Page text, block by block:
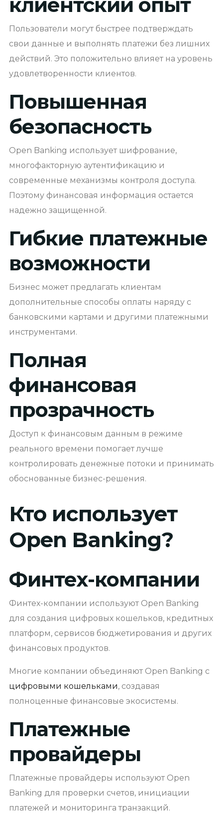
Пользователи могут быстрее подтверждать
свои данные и выполнять платежи без лишних
действий. Это положительно влияет на уровень
удовлетворенности клиентов.
Повышенная
безопасность
Open Banking использует шифрование,
многофакторную аутентификацию и
современные механизмы контроля доступа.
Поэтому финансовая информация остается
надежно защищенной.
Гибкие платежные
возможности
Бизнес может предлагать клиентам
дополнительные способы оплаты наряду с
банковскими картами и другими платежными
инструментами.
Полная
финансовая
прозрачность
Доступ к финансовым данным в режиме
реального времени помогает лучше
контролировать денежные потоки и принимать
обоснованные бизнес-решения.
Кто использует
Open Banking?
Финтех-компании
Финтех-компании используют Open Banking
для создания цифровых кошельков, кредитных
платформ, сервисов бюджетирования и других
финансовых продуктов.
Многие компании объединяют Open Banking с
цифровыми кошельками, создавая
полноценные финансовые экосистемы.
Платежные
провайдеры
Платежные провайдеры используют Open
Banking для проверки счетов, инициации
платежей и мониторинга транзакций.